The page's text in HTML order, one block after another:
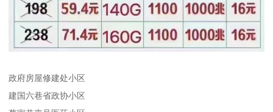
政府房屋修建处小区
建国六巷省政协小区